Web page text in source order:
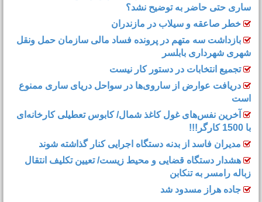
ساری حتی حاضر به توضیح نشد؟
خطر صاعقه و سیلاب در مازندران
بازداشت سه متهم در پرونده فساد مالی سازمان حمل‌ ونقل
شهری شهرداری بابلسر
تجمیع انتخابات در دستور کار نیست
دریافت عوارض از ساروی‌ها در سواحل دریای ساری ممنوع
است
آخرین نفس‌های غول کاغذ شمال‌/ ‌کابوس تعطیلی کارخانه‌ای
مدیران فاسد از بدنه دستگاه اجرایی کنار گذاشته شوند
هشدار دستگاه قضایی و محیط زیست/ تعیین تکلیف انتقال
زباله رامسر به تنکابن
جاده هراز مسدود شد